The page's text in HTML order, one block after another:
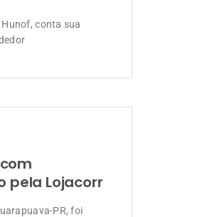
conta sua
pela Lojacorr
PR, foi